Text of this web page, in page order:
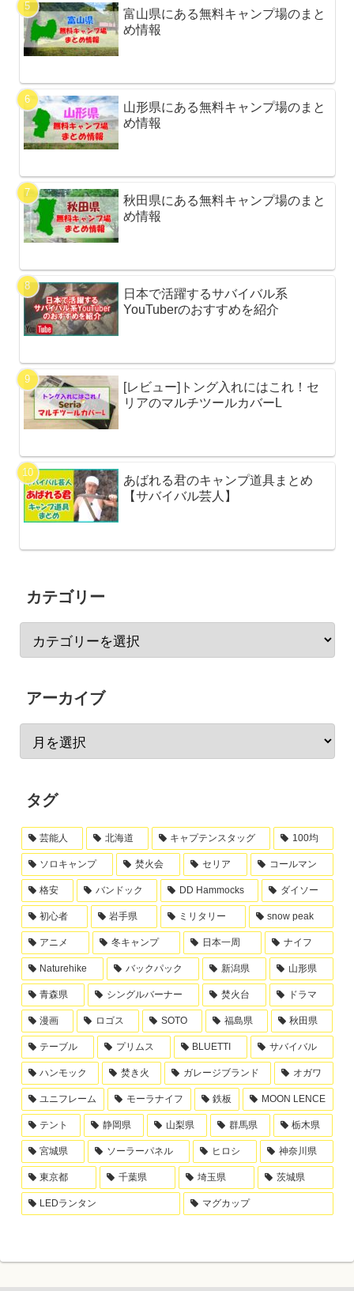
富山県にある無料キャンプ場のまと
め情報
山形県にある無料キャンプ場のまと
め情報
秋田県にある無料キャンプ場のまと
め情報
日本で活躍するサバイバル系
YouTuberのおすすめを紹介
[レビュー]トング入れにはこれ！セ
リアのマルチツールカバーL
あばれる君のキャンプ道具まとめ
【サバイバル芸人】
カテゴリー
アーカイブ
タグ
芸能人 北海道 キャプテンスタッグ 100均
ソロキャンプ 焚火会 セリア コールマン
格安 バンドック DD Hammocks ダイソー
初心者 岩手県 ミリタリー snow peak
アニメ 冬キャンプ 日本一周 ナイフ
Naturehike バックパック 新潟県 山形県
青森県 シングルバーナー 焚火台 ドラマ
漫画 ロゴス SOTO 福島県 秋田県
テーブル プリムス BLUETTI サバイバル
ハンモック 焚き火 ガレージブランド オガワ
ユニフレーム モーラナイフ 鉄板 MOON LENCE
テント 静岡県 山梨県 群馬県 栃木県
宮城県 ソーラーパネル ヒロシ 神奈川県
東京都 千葉県 埼玉県 茨城県
LEDランタン マグカップ